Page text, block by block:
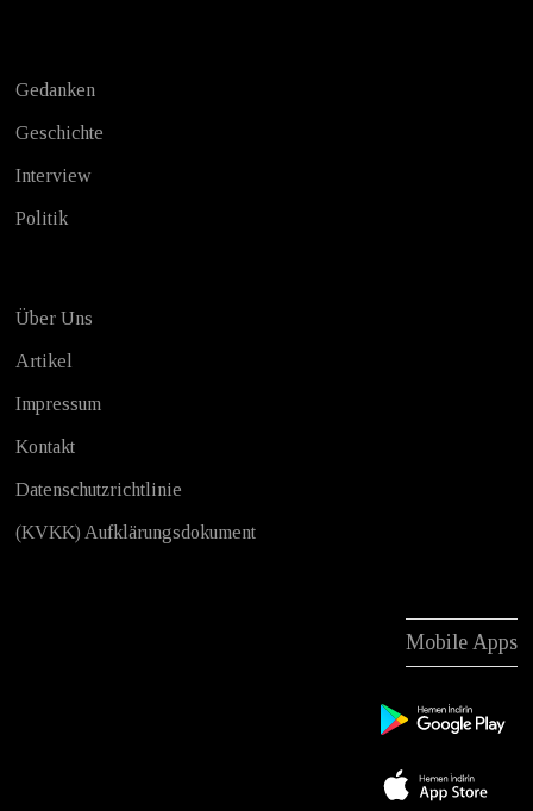
Gedanken
Geschichte
Interview
Politik
Über Uns
Artikel
Impressum
Kontakt
Datenschutzrichtlinie
(KVKK) Aufklärungsdokument
Mobile Apps